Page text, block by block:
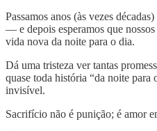
Passamos anos (às vezes
— e depois esperamos que
vida nova da noite para o dia.
Dá uma tristeza ver tantas
quase toda história “da noite para
invisível.
Sacrifício não é punição; é amor